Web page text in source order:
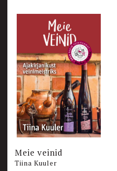
Meie veinid
Tiina Kuuler